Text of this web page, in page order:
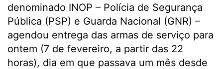
denominado INOP – Polícia de Segurança
Pública (PSP) e Guarda Nacional (GNR) –
agendou entrega das armas de serviço para
ontem (7 de fevereiro, a partir das 22
horas), dia em que passava um mês desde